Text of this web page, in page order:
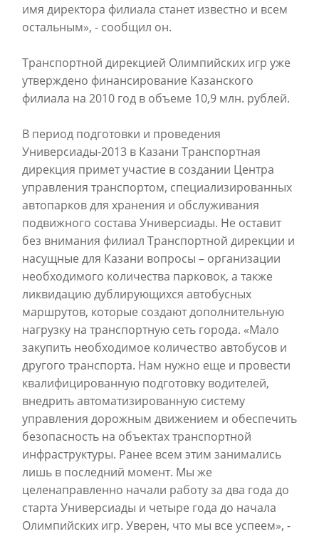
имя директора филиала станет известно и всем
остальным», - сообщил он.
Транспортной дирекцией Олимпийских игр уже
утверждено финансирование Казанского
филиала на 2010 год в объеме 10,9 млн. рублей.
В период подготовки и проведения
Универсиады-2013 в Казани Транспортная
дирекция примет участие в создании Центра
управления транспортом, специализированных
автопарков для хранения и обслуживания
подвижного состава Универсиады. Не оставит
без внимания филиал Транспортной дирекции и
насущные для Казани вопросы – организации
необходимого количества парковок, а также
ликвидацию дублирующихся автобусных
маршрутов, которые создают дополнительную
нагрузку на транспортную сеть города. «Мало
закупить необходимое количество автобусов и
другого транспорта. Нам нужно еще и провести
квалифицированную подготовку водителей,
внедрить автоматизированную систему
управления дорожным движением и обеспечить
безопасность на объектах транспортной
инфраструктуры. Ранее всем этим занимались
лишь в последний момент. Мы же
целенаправленно начали работу за два года до
старта Универсиады и четыре года до начала
Олимпийских игр. Уверен, что мы все успеем», -